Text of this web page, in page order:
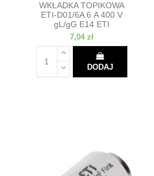
WKŁADKA TOPIKOWA
ETI-D01/6A 6 A 400 V
gL/gG E14 ETI
7,04 zł
DODAJ